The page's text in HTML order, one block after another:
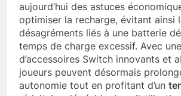
aujourd’hui des astuces
optimiser la recharge, évitant ainsi
désagréments liés à une batterie
temps de charge excessif. Avec
d’accessoires Switch innovants et
joueurs peuvent désormais
autonomie tout en profitant d’un